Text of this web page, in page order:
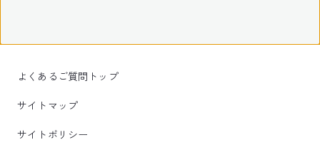
よくあるご質問トップ
サイトマップ
サイトポリシー